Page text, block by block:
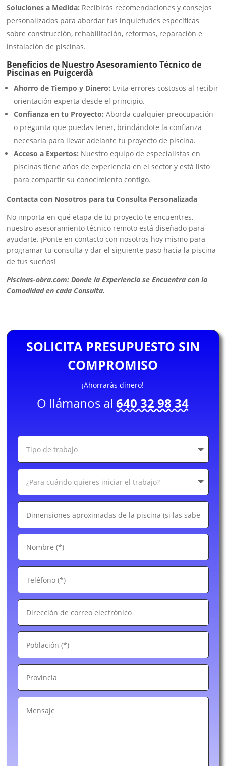
Soluciones a Medida: Recibirás recomendaciones y consejos
personalizados para abordar tus inquietudes específicas
sobre construcción, rehabilitación, reformas, reparación e
instalación de piscinas.
Beneficios de Nuestro Asesoramiento Técnico de
Piscinas en Puigcerdà
Ahorro de Tiempo y Dinero: Evita errores costosos al recibir
orientación experta desde el principio.
Confianza en tu Proyecto: Aborda cualquier preocupación
o pregunta que puedas tener, brindándote la confianza
necesaria para llevar adelante tu proyecto de piscina.
Acceso a Expertos: Nuestro equipo de especialistas en
piscinas tiene años de experiencia en el sector y está listo
para compartir su conocimiento contigo.
Contacta con Nosotros para tu Consulta Personalizada
No importa en qué etapa de tu proyecto te encuentres,
nuestro asesoramiento técnico remoto está diseñado para
ayudarte. ¡Ponte en contacto con nosotros hoy mismo para
programar tu consulta y dar el siguiente paso hacia la piscina
de tus sueños!
Piscinas-obra.com: Donde la Experiencia se Encuentra con la
Comodidad en cada Consulta.
SOLICITA PRESUPUESTO SIN
COMPROMISO
¡Ahorrarás dinero!
O llámanos al640 32 98 34